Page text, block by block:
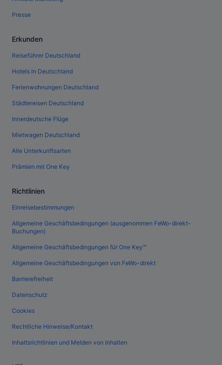
Presse
Erkunden
Reiseführer Deutschland
Hotels in Deutschland
Ferienwohnungen Deutschland
Städtereisen Deutschland
Innerdeutsche Flüge
Mietwagen Deutschland
Alle Unterkunftsarten
Prämien mit One Key
Richtlinien
Einreisebestimmungen
Allgemeine Geschäftsbedingungen (ausgenommen FeWo-direkt-
Buchungen)
Allgemeine Geschäftsbedingungen für One Key™
Allgemeine Geschäftsbedingungen von FeWo-direkt
Barrierefreiheit
Datenschutz
Cookies
Rechtliche Hinweise/Kontakt
Inhaltsrichtlinien und Melden von Inhalten